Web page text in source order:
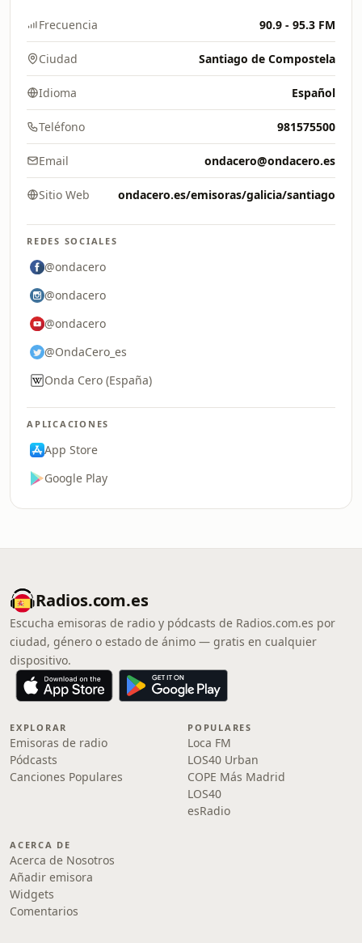
Frecuencia 90.9 - 95.3 FM
Ciudad Santiago de Compostela
Idioma Español
Teléfono 981575500
Email ondacero@ondacero.es
Sitio Web ondacero.es/emisoras/galicia/santiago
REDES SOCIALES
@ondacero
@ondacero
@ondacero
@OndaCero_es
Onda Cero (España)
APLICACIONES
App Store
Google Play
Radios.com.es
Escucha emisoras de radio y pódcasts de Radios.com.es por
ciudad, género o estado de ánimo — gratis en cualquier
dispositivo.
EXPLORAR
Emisoras de radio
Pódcasts
Canciones Populares
POPULARES
Loca FM
LOS40 Urban
COPE Más Madrid
LOS40
esRadio
ACERCA DE
Acerca de Nosotros
Añadir emisora
Widgets
Comentarios